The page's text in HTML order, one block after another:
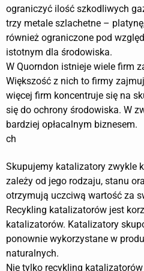
ograniczyć ilość szkodliwych
trzy metale szlachetne –
również ograniczone pod
istotnym dla środowiska.
W Quorndon istnieje wiele firm
Większość z nich to firmy
więcej firm koncentruje się na
się do ochrony środowiska. W
bardziej opłacalnym biznesem.
ch
Skupujemy katalizatory zwykle
zależy od jego rodzaju, stanu
otrzymują uczciwą wartość za
Recykling katalizatorów jest
katalizatorów. Katalizatory
ponownie wykorzystane w
naturalnych.
Nie tylko recykling